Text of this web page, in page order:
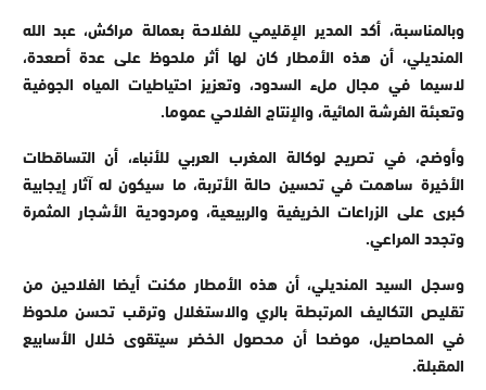
وبالمناسبة، أكد المدير الإقليمي للفلاحة بعمالة مراكش، عبد الله
المنديلي، أن هذه الأمطار كان لها أثر ملحوظ على عدة أصعدة،
لاسيما في مجال ملء السدود، وتعزيز احتياطيات المياه الجوفية
وتعبئة الفرشة المائية، والإنتاج الفلاحي عموما.
وأوضح، في تصريح لوكالة المغرب العربي للأنباء، أن التساقطات
الأخيرة ساهمت في تحسين حالة الأتربة، ما سيكون له آثار إيجابية
كبرى على الزراعات الخريفية والربيعية، ومردودية الأشجار المثمرة
وتجدد المراعي.
وسجل السيد المنديلي، أن هذه الأمطار مكنت أيضا الفلاحين من
تقليص التكاليف المرتبطة بالري والاستغلال وترقب تحسن ملحوظ
في المحاصيل، موضحا أن محصول الخضر سيتقوى خلال الأسابيع
المقبلة.